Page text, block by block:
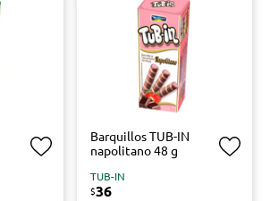
Barquillos TUB-IN
napolitano 48 g
TUB-IN
$36